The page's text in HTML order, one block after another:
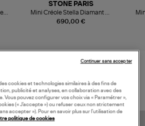
à
690,00 €
STONE PARIS
Mini Créole Stella Diamant Or
Rose (vendue à l'unité)
VUS
cookies et technologies similaires à des fins de
publicité et analyses, en collaboration avec des
Vous pouvez configurer vos choix via « Paramétrer »,
(« J’accepte ») ou refuser ceux non strictement
accepter »). Pour en savoir plus sur l’utilisation de
politique de cookies
Continuer sans accepter